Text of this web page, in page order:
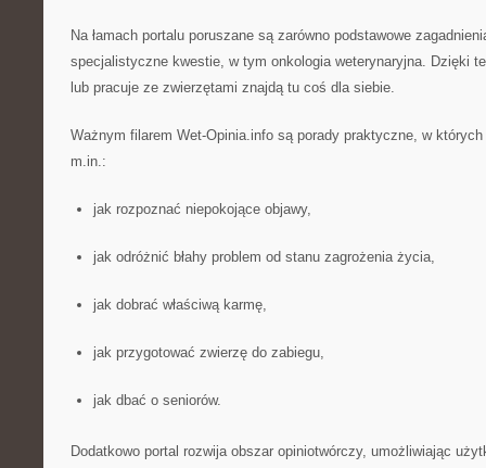
Na łamach portalu poruszane są zarówno podstawowe
specjalistyczne kwestie, w tym onkologia weterynaryjna. Dzięki
lub pracuje ze zwierzętami znajdą tu coś dla siebie.
Ważnym filarem Wet-Opinia.info są porady praktyczne, w
m.in.:
jak rozpoznać niepokojące objawy,
jak odróżnić błahy problem od stanu zagrożenia życia,
jak dobrać właściwą karmę,
jak przygotować zwierzę do zabiegu,
jak dbać o seniorów.
Dodatkowo portal rozwija obszar opiniotwórczy, umożliwiając